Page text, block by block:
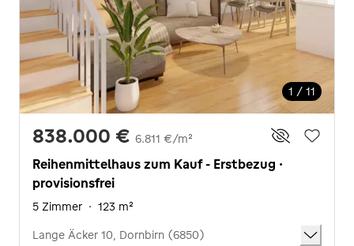
1 / 11
838.000 € 6.811 €/m²
Reihenmittelhaus zum Kauf - Erstbezug ·
provisionsfrei
5 Zimmer · 123 m²
Lange Äcker 10, Dornbirn (6850)